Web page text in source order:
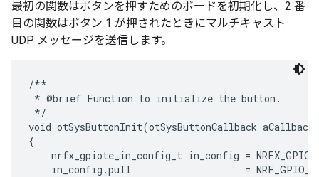
最初の関数はボタンを押すためのボードを初期化し、2 番
目の関数はボタン 1 が押されたときにマルチキャスト
UDP メッセージを送信します。
/**
* @brief Function to initialize the button.
*/
void otSysButtonInit(otSysButtonCallback
{
nrfx_gpiote_in_config_t in_config =
in_config.pull                    =